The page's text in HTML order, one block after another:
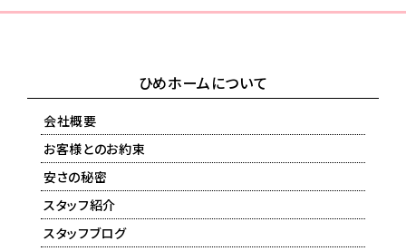
ひめホームについて
会社概要
お客様とのお約束
安さの秘密
スタッフ紹介
スタッフブログ